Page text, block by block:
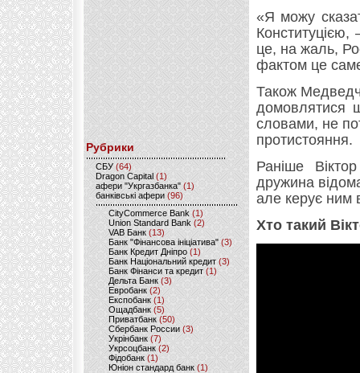
Рубрики
CБУ (64)
Dragon Capital (1)
афери "Укргазбанка" (1)
банківські афери (96)
CityCommerce Bank (1)
Union Standard Bank (2)
VAB Банк (13)
Банк "Фінансова ініціатива" (3)
Банк Кредит Дніпро (1)
Банк Національний кредит (3)
Банк Фінанси та кредит (1)
Дельта Банк (3)
Евробанк(2)
Експобанк (1)
Ощадбанк(5)
Приватбанк (50)
Сбербанк России (3)
Укрінбанк(7)
Укрсоцбанк (2)
Фідобанк (1)
Юніон стандард банк(1)
«Я можу
це, на жаль,
фактом це
Також
домовлятися
словами, не
протистояння.
Раніше
дружина
але керує ним
Хто такий